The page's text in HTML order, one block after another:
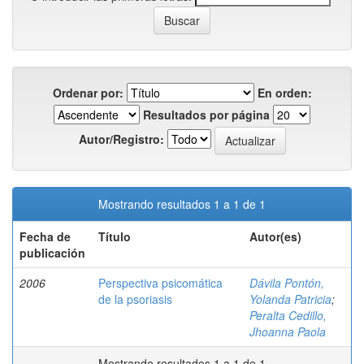
Ordenar por:
En orden:
Resultados por página
Autor/Registro:
Mostrando resultados 1 a 1 de 1
Fecha de
publicación
Título Autor(es)
2006
Perspectiva psicomática
de la psoriasis
Dávila Pontón,
Yolanda Patricia;
Peralta Cedillo,
Jhoanna Paola